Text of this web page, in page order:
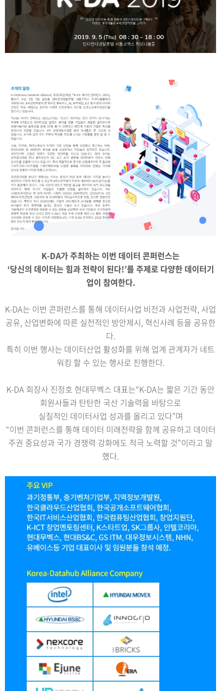
K-DA가 주최하는 이번 데이터 콘퍼런스는
‘당신의 데이터는 힘과 전략이 된다!’를 주제로 다양한 데이터기
업이 참여한다.
K-DA는 이번 콘퍼런스를 통해 데이터사업 비전과 사업전략, 사업
공유, 산업변화에 따른 실전적인 방안제시, 혁신사례 등을 공유한
다.
특히 이번 행사는 데이터산업 활성화를 위해 업계 관계자가 네트
워킹 할 수 있는 행사로 진행한다.
K-DA 회장사 진정호 현대무벡스 대표는“K-DA는 짧은 기간 동안
회원사들과 탄탄한 국산 기술력을 바탕으로
실질적인 데이터사업 성과를 올리고 있다”며
“이번 콘퍼런스를 통해 데이터 미래전략을 함께 공유하고 데이터
주권 중요성과 국가 경쟁력 강화에도 적극 노력할 것”이라고 말
했다.